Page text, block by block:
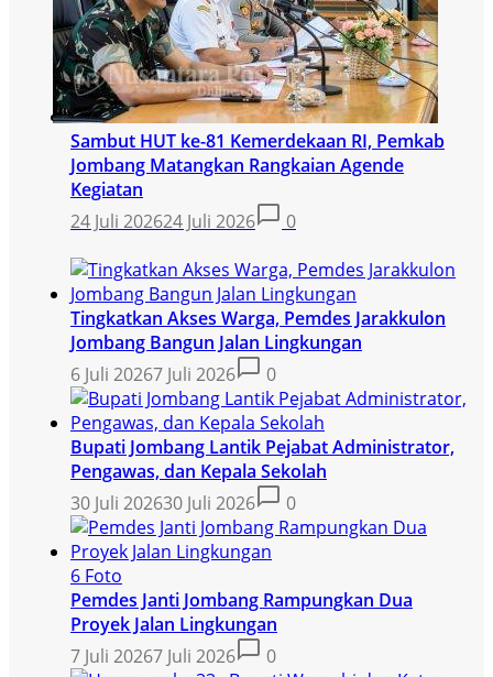
Sambut HUT ke-81 Kemerdekaan RI, Pemkab
Jombang Matangkan Rangkaian Agende
Kegiatan
24 Juli 202624 Juli 2026 0
Tingkatkan Akses Warga, Pemdes Jarakkulon
Jombang Bangun Jalan Lingkungan
6 Juli 20267 Juli 2026 0
Bupati Jombang Lantik Pejabat Administrator,
Pengawas, dan Kepala Sekolah
30 Juli 202630 Juli 2026 0
6 Foto
Pemdes Janti Jombang Rampungkan Dua
Proyek Jalan Lingkungan
7 Juli 20267 Juli 2026 0